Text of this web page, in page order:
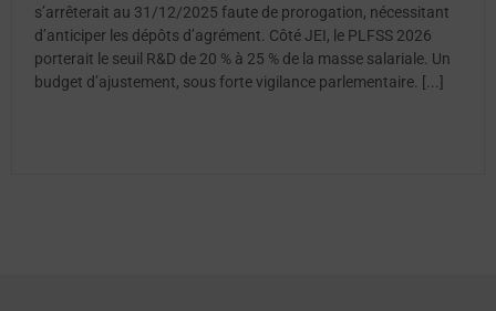
s’arrêterait au 31/12/2025 faute de prorogation, nécessitant
d’anticiper les dépôts d’agrément. Côté JEI, le PLFSS 2026
porterait le seuil R&D de 20 % à 25 % de la masse salariale. Un
budget d’ajustement, sous forte vigilance parlementaire. [...]